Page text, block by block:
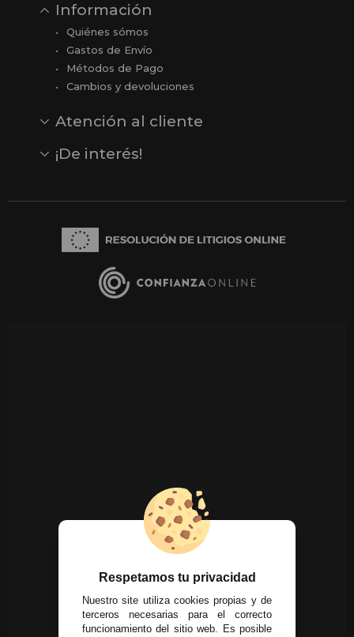
Información
Quiénes sómos
Gastos de Envío
Métodos de Pago
Cambios y devoluciones
Atención al cliente
Opiniones
Reseñas en Google
¡De interés!
Respetamos tu privacidad
Nuestro site utiliza cookies propias y de
terceros necesarias para el correcto
funcionamiento del sitio web. Es posible